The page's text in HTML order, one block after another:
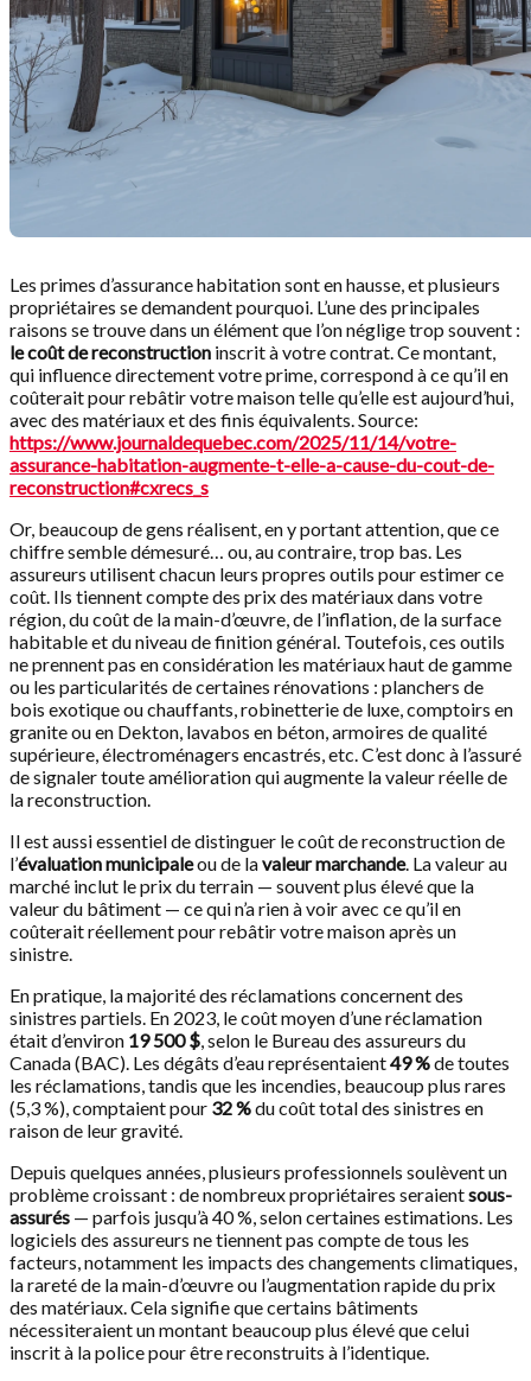
Les primes d’assurance habitation sont en hausse, et plusieurs
propriétaires se demandent pourquoi. L’une des principales
raisons se trouve dans un élément que l’on néglige trop souvent :
le coût de reconstruction inscrit à votre contrat. Ce montant,
qui influence directement votre prime, correspond à ce qu’il en
coûterait pour rebâtir votre maison telle qu’elle est aujourd’hui,
avec des matériaux et des finis équivalents. Source:
https://www.journaldequebec.com/2025/11/14/votre-
assurance-habitation-augmente-t-elle-a-cause-du-cout-de-
reconstruction#cxrecs_s
Or, beaucoup de gens réalisent, en y portant attention, que ce
chiffre semble démesuré… ou, au contraire, trop bas. Les
assureurs utilisent chacun leurs propres outils pour estimer ce
coût. Ils tiennent compte des prix des matériaux dans votre
région, du coût de la main-d’œuvre, de l’inflation, de la surface
habitable et du niveau de finition général. Toutefois, ces outils
ne prennent pas en considération les matériaux haut de gamme
ou les particularités de certaines rénovations : planchers de
bois exotique ou chauffants, robinetterie de luxe, comptoirs en
granite ou en Dekton, lavabos en béton, armoires de qualité
supérieure, électroménagers encastrés, etc. C’est donc à l’assuré
de signaler toute amélioration qui augmente la valeur réelle de
la reconstruction.
Il est aussi essentiel de distinguer le coût de reconstruction de
l’évaluation municipaleou de lavaleur marchande. La valeur au
marché inclut le prix du terrain — souvent plus élevé que la
valeur du bâtiment — ce qui n’a rien à voir avec ce qu’il en
coûterait réellement pour rebâtir votre maison après un
sinistre.
En pratique, la majorité des réclamations concernent des
sinistres partiels. En 2023, le coût moyen d’une réclamation
était d’environ 19 500 $, selon le Bureau des assureurs du
Canada (BAC). Les dégâts d’eau représentaient49 %de toutes
les réclamations, tandis que les incendies, beaucoup plus rares
(5,3 %), comptaient pour 32 %du coût total des sinistres en
raison de leur gravité.
Depuis quelques années, plusieurs professionnels soulèvent un
problème croissant : de nombreux propriétaires seraientsous-
assurés — parfois jusqu’à 40 %, selon certaines estimations. Les
logiciels des assureurs ne tiennent pas compte de tous les
facteurs, notamment les impacts des changements climatiques,
la rareté de la main-d’œuvre ou l’augmentation rapide du prix
des matériaux. Cela signifie que certains bâtiments
nécessiteraient un montant beaucoup plus élevé que celui
inscrit à la police pour être reconstruits à l’identique.